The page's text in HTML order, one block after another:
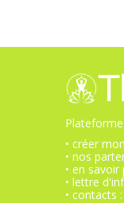
• créer
• nos
• en
• lettre
• contacts